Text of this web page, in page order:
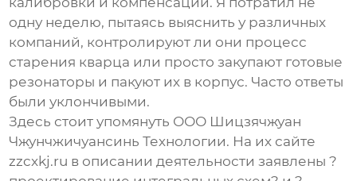
одну неделю, пытаясь выяснить у различных
компаний, контролируют ли они процесс
старения кварца или просто закупают готовые
резонаторы и пакуют их в корпус. Часто ответы
были уклончивыми.
Здесь стоит упомянуть ООО Шицзячжуан
Чжунчжичуансинь Технологии. На их сайте
zzcxkj.ru в описании деятельности заявлены ?